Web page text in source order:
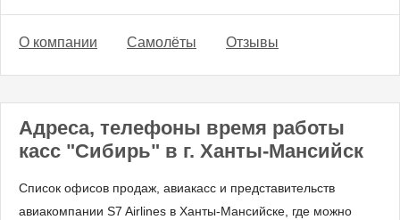
О компании Самолёты Отзывы
Адреса, телефоны время работы
касс "Сибирь" в г. Ханты-Мансийск
Список офисов продаж, авиакасс и представительств
авиакомпании S7 Airlines в Ханты-Мансийске, где можно